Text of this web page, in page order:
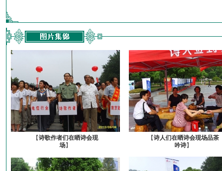
【诗歌作者们在晒诗会现
场】
【诗人们在晒诗会现场品茶
吟诗】